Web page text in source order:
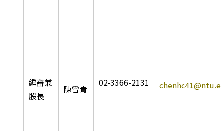
編審兼
股長
陳雪青
02-3366-2131